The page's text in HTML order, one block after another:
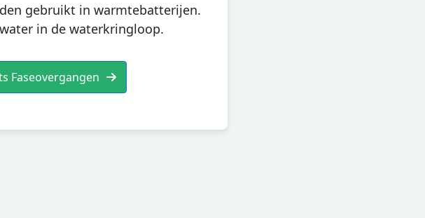
gebruikt in warmtebatterijen.
in de waterkringloop.
Faseovergangen